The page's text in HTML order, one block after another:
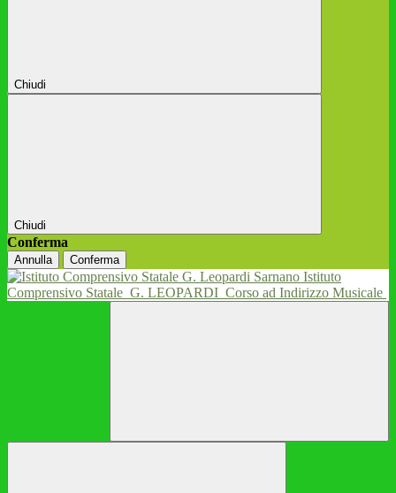
Chiudi
Chiudi
Conferma
Annulla Conferma
Istituto
Comprensivo Statale G. LEOPARDI Corso ad Indirizzo Musicale